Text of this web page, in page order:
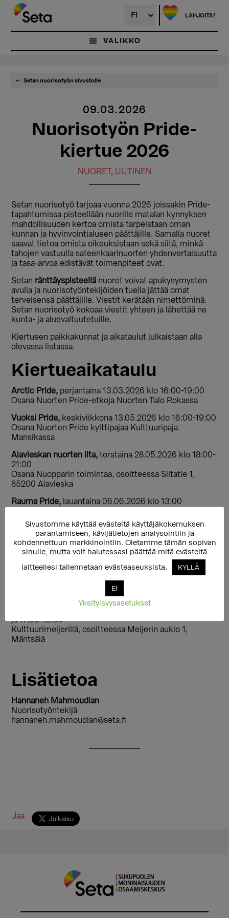
Hyppää
pääsisältöön
LAHJOITA!
VALIKKO
Setan nuorisotyön sivustolle
09.03.2026
Nuorisotyön Pride-
kiertue 2026
NUORET , UUTINEN
Setan nuorisotyö tarjoaa vuonna 2026 joissakin Pride-
tapahtumissa pisteellään nuorille matalan kynnyksen
mahdollisuuden kertoa omista tarpeistaan oman
kunnan ja hyvinvointialueen päättäjille. Samalla nuoret
saavat tietoa omista oikeuksistaan sekä siitä, minkä
tahojen vastuulla sateenkaarinuorten yhdenvertaisuutta
ja tasa-arvoa edistävät toimenpiteet ovat.
Setan ränttäyspisteellä nuoret voivat apukysymysten
avulla ja nuorisotyöntekijöiden tuella jättää omat
terveisensä päättäjille. Viestit kerätään nimettöminä.
Setan nuorisotyö kokoaa viestit yhteen ja lähettää ne
kunta- ja aluevaltuutetuille.
Kiertueen paikkakunnat ja aikataulut julkaistaan alla
olevassa listassa.
Kiertueaikataulu
Arctic Pride, perjantaina 13.03.2026 klo 16:00-19:00
Osana Nuorten Pride-etkoja Nuorten Talo Rokassa
Vuoksi Pride, keskiviikkona 13.05.2026 klo 16:00-19:00
Osana Nuorten Pride kylttipajaa Kulttuuripaja
Mansikassa
Alavieskan nuorten ilta,torstaina 28.05.2026 klo 18:00-
21:00
Osana Nuopparin toimintaa, osoitteessa Siltatie 1,
85200 Alavieska
Rauma Pride, lauantaina 06.06.2026 klo 13:00
Loviisa Pride,lauantaina 08.08.2026 klo 14:00-18:00
Osana puistojuhlaa
Salo Pride,torstaina 27.08.2026 klo 16:00-18:00
Osana piknikiä
lauantaina 29.08.2026 klo 12:00-16:00
ja 17:00-19:00
Kulttuurimeijerillä, osoitteessa Meijerin aukio 1,
Mäntsälä
Lisätietoa
Hannaneh Mahmoudian
Nuorisotyöntekijä
hannaneh.mahmoudian@seta.fi
Jaa
Sivustomme käyttää evästeitä käyttäjäkokemuksen
parantamiseen, kävijätietojen analysointiin ja
kohdennettuun markkinointiin. Oletamme tämän sopivan
sinulle, mutta voit halutessasi päättää mitä evästeitä
laitteellesi tallennetaan evästeaseuksista.
KYLLÄ
EI
Yksityisyysasetukset